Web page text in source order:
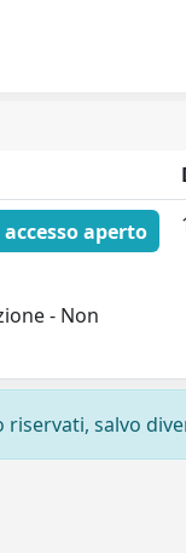
accesso aperto
- Non
salvo